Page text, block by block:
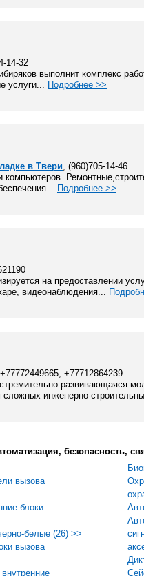
14-32
выполнит комплекс
услуги... Подробнее >>
в Твери, (960)705-14-46
компьютеров.
Подробнее >>
на предоставлении
видеонаблюдения...
+77712864239
развивающаяся
инженерно-
безопасность,
вызова
блоки
белые (26) >>
вызова